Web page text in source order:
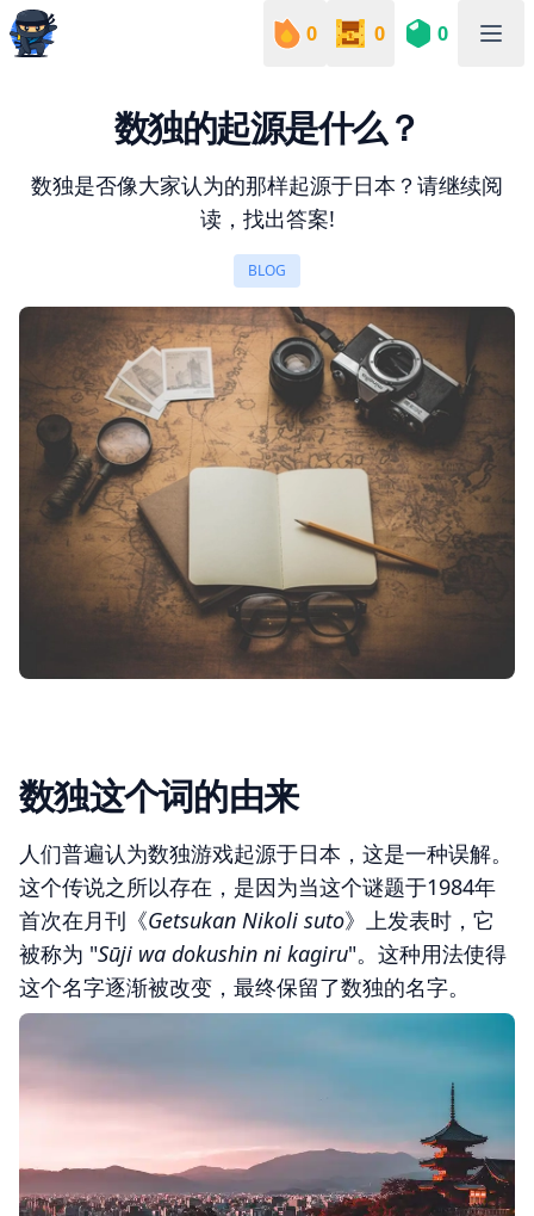
0 0 0
数独的起源是什么？
数独是否像大家认为的那样起源于日本？请继续阅
读，找出答案!
BLOG
数独这个词的由来
人们普遍认为数独游戏起源于日本，这是一种误解。
这个传说之所以存在，是因为当这个谜题于1984年
首次在月刊《Getsukan Nikoli suto》上发表时，它
被称为 "Sūji wa dokushin ni kagiru"。这种用法使得
这个名字逐渐被改变，最终保留了数独的名字。